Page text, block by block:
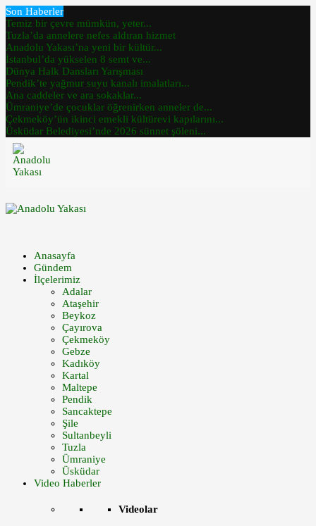
Son Haberler
Temiz bir çevre mümkün, yeter...
Tuzla’da annelere nefes aldıran hizmet
Anadolu Yakası’na yeni bir kültür...
İstanbul’da yükselen 8 semt ve...
Dünya Halk Dansları Yarışması
Pendik’te yağmur suyu kanalı imalatları...
Ana caddeler ve ara sokaklar...
Ümraniye’de çocuklar öğrenirken anneler de...
Çekmeköy’ün ikinci emekli kültürevi kapılarını...
Üsküdar Belediyesi’nde 2026 sünnet şöleni...
Anasayfa
Gündem
İlçelerimiz
Adalar
Ataşehir
Beykoz
Çayırova
Çekmeköy
Gebze
Kadıköy
Kartal
Maltepe
Pendik
Sancaktepe
Şile
Sultanbeyli
Tuzla
Ümraniye
Üsküdar
Video Haberler
Videolar